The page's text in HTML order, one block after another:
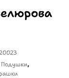
Подушки,